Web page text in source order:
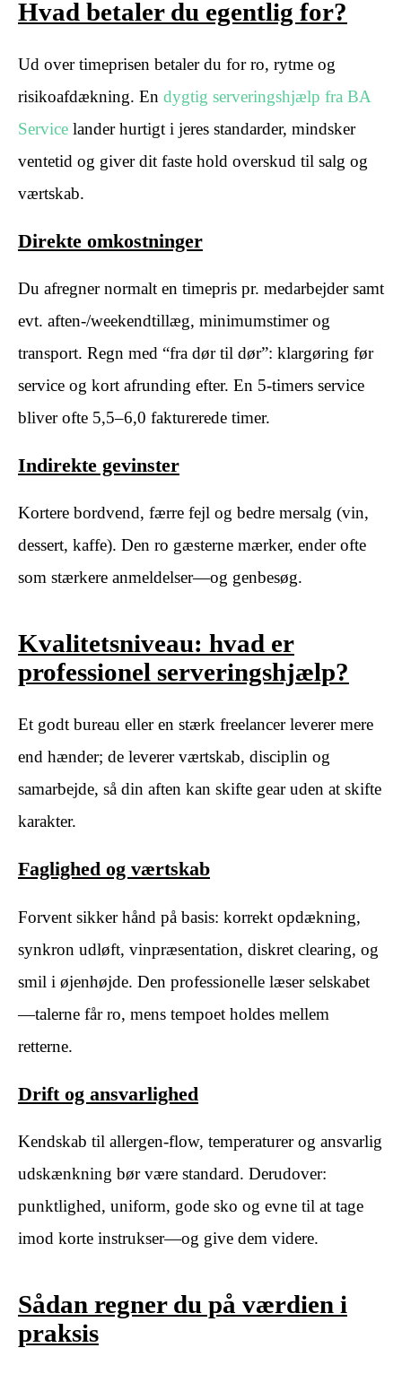
Hvad betaler du egentlig for?
Ud over timeprisen betaler du for ro, rytme og
risikoafdækning. En dygtig serveringshjælp fra BA
Service lander hurtigt i jeres standarder, mindsker
ventetid og giver dit faste hold overskud til salg og
værtskab.
Direkte omkostninger
Du afregner normalt en timepris pr. medarbejder samt
evt. aften-/weekendtillæg, minimumstimer og
transport. Regn med “fra dør til dør”: klargøring før
service og kort afrunding efter. En 5-timers service
bliver ofte 5,5–6,0 fakturerede timer.
Indirekte gevinster
Kortere bordvend, færre fejl og bedre mersalg (vin,
dessert, kaffe). Den ro gæsterne mærker, ender ofte
som stærkere anmeldelser—og genbesøg.
Kvalitetsniveau: hvad er
professionel serveringshjælp?
Et godt bureau eller en stærk freelancer leverer mere
end hænder; de leverer værtskab, disciplin og
samarbejde, så din aften kan skifte gear uden at skifte
karakter.
Faglighed og værtskab
Forvent sikker hånd på basis: korrekt opdækning,
synkron udløft, vinpræsentation, diskret clearing, og
smil i øjenhøjde. Den professionelle læser selskabet
—talerne får ro, mens tempoet holdes mellem
retterne.
Drift og ansvarlighed
Kendskab til allergen-flow, temperaturer og ansvarlig
udskænkning bør være standard. Derudover:
punktlighed, uniform, gode sko og evne til at tage
imod korte instrukser—og give dem videre.
Sådan regner du på værdien i
praksis